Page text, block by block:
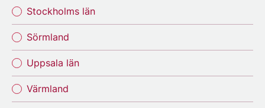
Stockholms län
Sörmland
Uppsala län
Värmland